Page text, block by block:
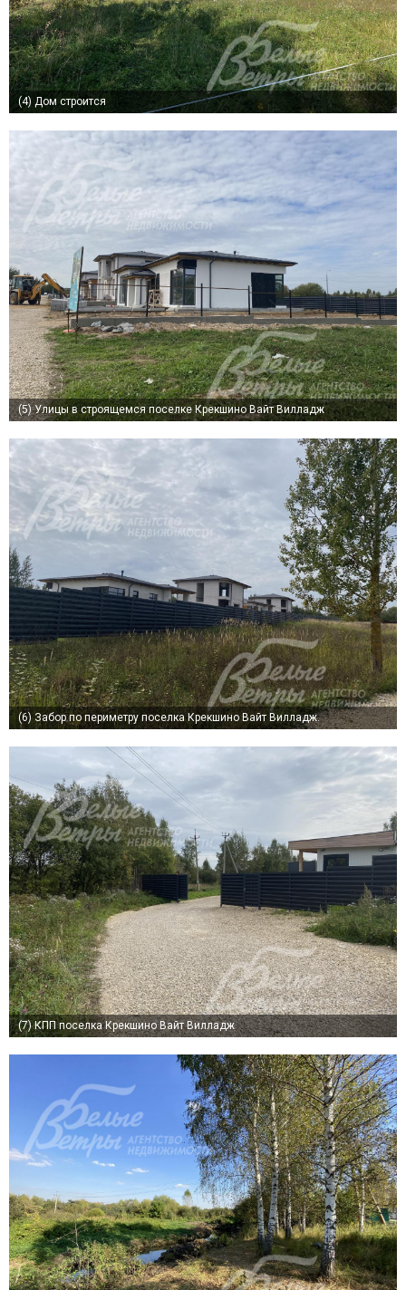
(4) Дом строится
(5)Улицы в строящемся поселке Крекшино Вайт Вилладж
(6) Забор по периметру поселка Крекшино Вайт Вилладж.
(7)КПП поселка Крекшино Вайт Вилладж